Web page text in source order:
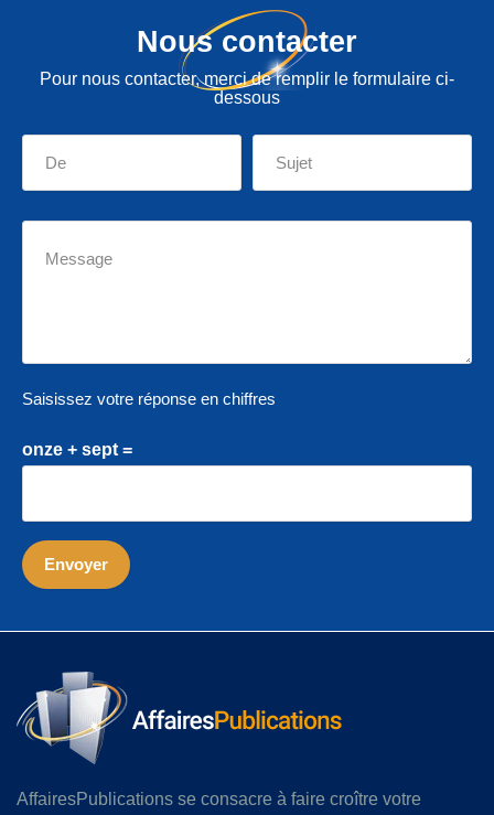
Nous contacter
Pour nous contacter, merci de remplir le formulaire ci-
dessous
Saisissez votre réponse en chiffres
onze + sept =
AffairesPublications se consacre à faire croître votre